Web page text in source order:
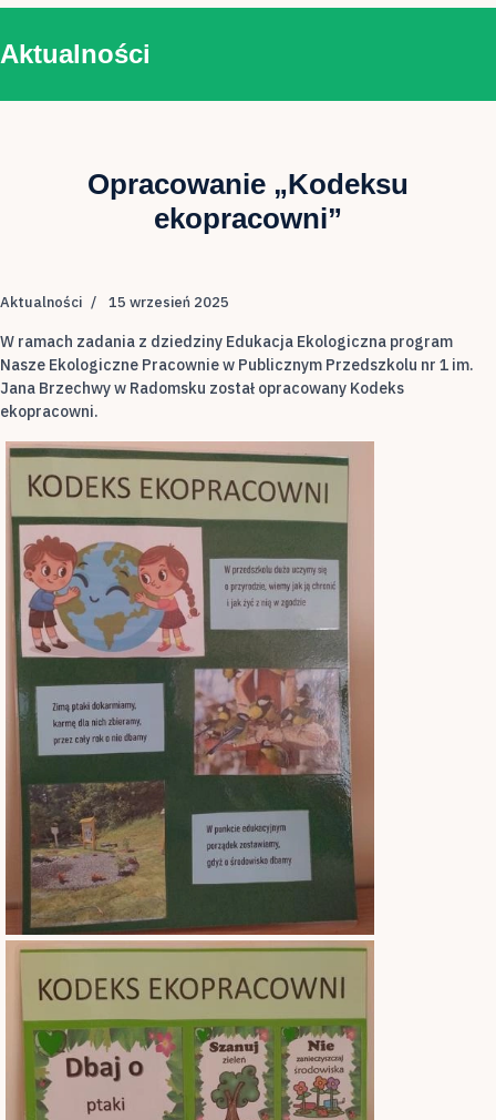
Aktualności
Opracowanie „Kodeksu
ekopracowni”
Aktualności 15 wrzesień 2025
W ramach zadania z dziedziny Edukacja Ekologiczna program
Nasze Ekologiczne Pracownie w Publicznym Przedszkolu nr 1 im.
Jana Brzechwy w Radomsku został opracowany Kodeks
ekopracowni.